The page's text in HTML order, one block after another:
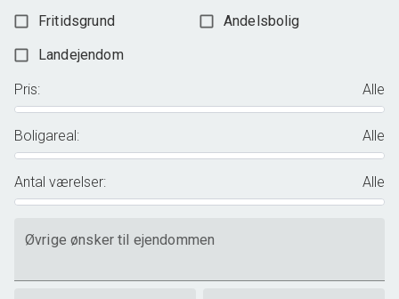
Fritidsgrund
Andelsbolig
Landejendom
Pris: Alle
Boligareal : Alle
Antal værelser: Alle
Øvrige ønsker til ejendommen